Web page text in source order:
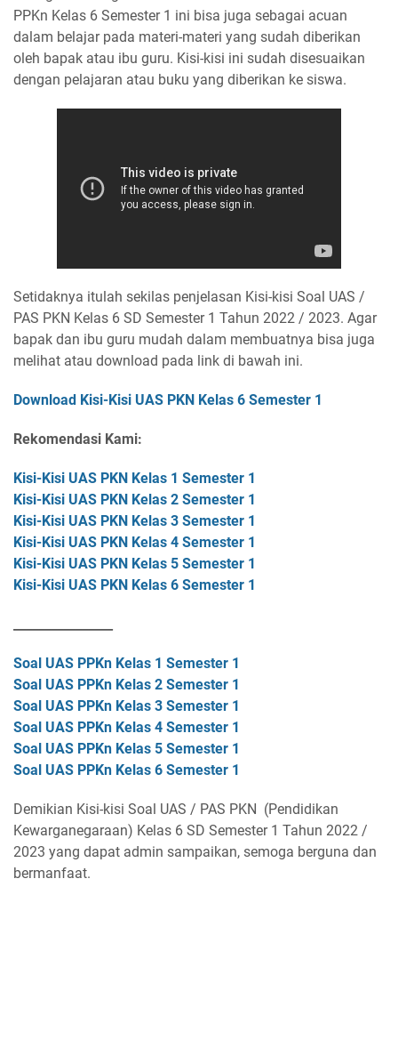
PPKn Kelas 6 Semester 1 ini bisa juga sebagai acuan
dalam belajar pada materi-materi yang sudah diberikan
oleh bapak atau ibu guru. Kisi-kisi ini sudah disesuaikan
dengan pelajaran atau buku yang diberikan ke siswa.
Setidaknya itulah sekilas penjelasan Kisi-kisi Soal UAS /
PAS PKN Kelas 6 SD Semester 1 Tahun 2022 / 2023. Agar
bapak dan ibu guru mudah dalam membuatnya bisa juga
melihat atau download pada link di bawah ini.
Download Kisi-Kisi UAS PKN Kelas 6 Semester 1
Rekomendasi Kami:
Kisi-Kisi UAS PKN Kelas 1 Semester 1
Kisi-Kisi UAS PKN Kelas 2 Semester 1
Kisi-Kisi UAS PKN Kelas 3 Semester 1
Kisi-Kisi UAS PKN Kelas 4 Semester 1
Kisi-Kisi UAS PKN Kelas 5 Semester 1
Kisi-Kisi UAS PKN Kelas 6 Semester 1
Soal UAS PPKn Kelas 1 Semester 1
Soal UAS PPKn Kelas 2 Semester 1
Soal UAS PPKn Kelas 3 Semester 1
Soal UAS PPKn Kelas 4 Semester 1
Soal UAS PPKn Kelas 5 Semester 1
Soal UAS PPKn Kelas 6 Semester 1
Demikian Kisi-kisi Soal UAS / PAS PKN (Pendidikan
Kewarganegaraan) Kelas 6 SD Semester 1 Tahun 2022 /
2023 yang dapat admin sampaikan, semoga berguna dan
bermanfaat.